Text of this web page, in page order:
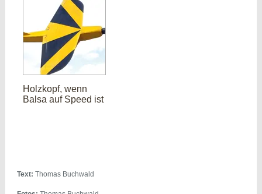
Holzkopf, wenn
Balsa auf Speed ist
Text: Thomas Buchwald